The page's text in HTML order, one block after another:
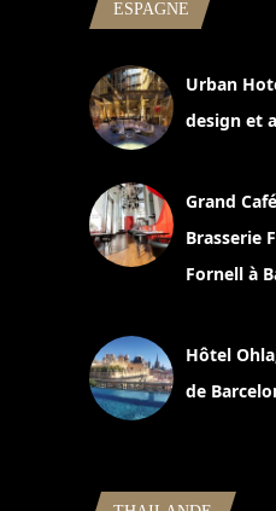
ESPAGNE
Urban
design et
Grand
Brasserie
Fornell à
Hôtel
de